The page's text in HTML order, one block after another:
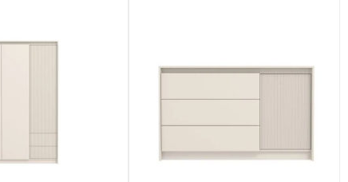
⇒
Доставка додому
Ми уважно стежимо за виконанням замовлення на всіх